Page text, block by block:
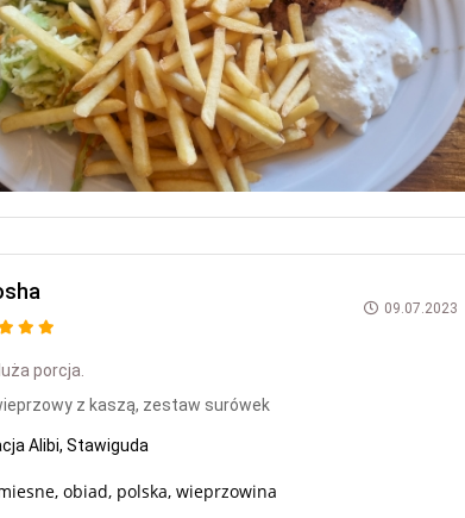
09.07.2023
porcja.
z kaszą, zestaw surówek
Alibi, Stawiguda
obiad, polska, wieprzowina